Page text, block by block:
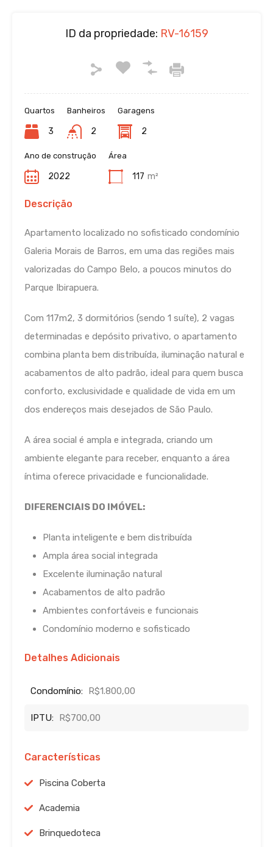
ID da propriedade: RV-16159
Quartos
3
Banheiros
2
Garagens
2
Ano de construção
2022
Área
117 m²
Descrição
Apartamento localizado no sofisticado condomínio
Galeria Morais de Barros, em uma das regiões mais
valorizadas do Campo Belo, a poucos minutos do
Parque Ibirapuera.
Com 117m2, 3 dormitórios (sendo 1 suíte), 2 vagas
determinadas e depósito privativo, o apartamento
combina planta bem distribuída, iluminação natural e
acabamentos de alto padrão, ideal para quem busca
conforto, exclusividade e qualidade de vida em um
dos endereços mais desejados de São Paulo.
A área social é ampla e integrada, criando um
ambiente elegante para receber, enquanto a área
íntima oferece privacidade e funcionalidade.
DIFERENCIAIS DO IMÓVEL:
Planta inteligente e bem distribuída
Ampla área social integrada
Excelente iluminação natural
Acabamentos de alto padrão
Ambientes confortáveis e funcionais
Condomínio moderno e sofisticado
Detalhes Adicionais
Condomínio: R$1.800,00
IPTU: R$700,00
Características
Piscina Coberta
Academia
Brinquedoteca